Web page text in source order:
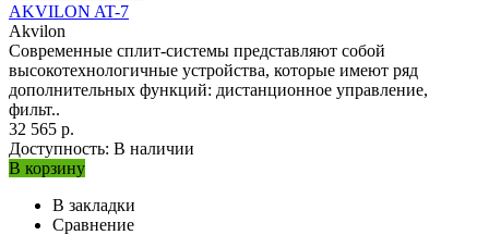
AKVILON AT-7
Akvilon
Современные сплит-системы представляют собой
высокотехнологичные устройства, которые имеют ряд
дополнительных функций: дистанционное управление,
фильт..
32 565 р.
Доступность: В наличии
В корзину
В закладки
Сравнение